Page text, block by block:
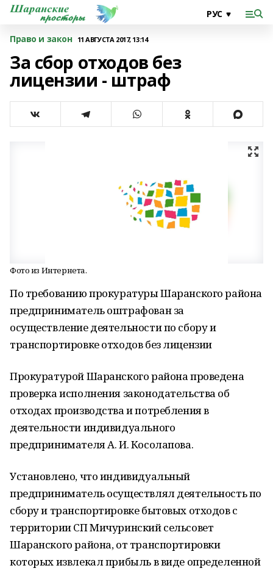
Право и закон 11 АВГУСТА 2017, 13:14
За сбор отходов без
лицензии - штраф
Фото из Интернета.
По требованию прокуратуры Шаранского района
предприниматель оштрафован за
осуществление деятельности по сбору и
транспортировке отходов без лицензии
Прокуратурой Шаранского района проведена
проверка исполнения законодательства об
отходах производства и потребления в
деятельности индивидуального
предпринимателя А. И. Косолапова.
Установлено, что индивидуальный
предприниматель осуществлял деятельность по
сбору и транспортировке бытовых отходов с
территории СП Мичуринский сельсовет
Шаранского района, от транспортировки
которых извлекал прибыль в виде определенной